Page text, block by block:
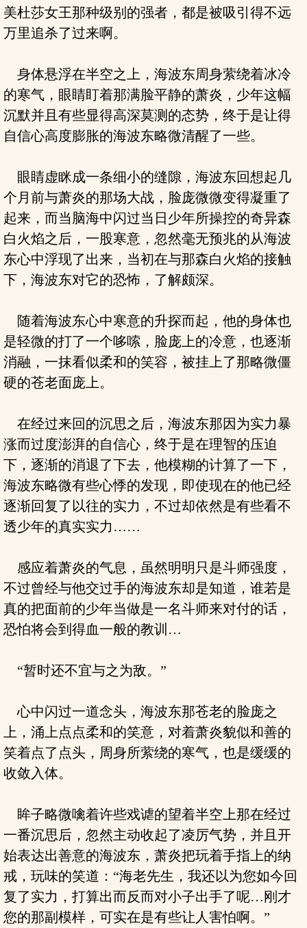
美杜莎女王那种级别的强者，都是被吸引得不远
万里追杀了过来啊。
身体悬浮在半空之上，海波东周身萦绕着冰冷
的寒气，眼睛盯着那满脸平静的萧炎，少年这幅
沉默并且有些显得高深莫测的态势，终于是让得
自信心高度膨胀的海波东略微清醒了一些。
眼睛虚眯成一条细小的缝隙，海波东回想起几
个月前与萧炎的那场大战，脸庞微微变得凝重了
起来，而当脑海中闪过当日少年所操控的奇异森
白火焰之后，一股寒意，忽然毫无预兆的从海波
东心中浮现了出来，当初在与那森白火焰的接触
下，海波东对它的恐怖，了解颇深。
随着海波东心中寒意的升探而起，他的身体也
是轻微的打了一个哆嗦，脸庞上的冷意，也逐渐
消融，一抹看似柔和的笑容，被挂上了那略微僵
硬的苍老面庞上。
在经过来回的沉思之后，海波东那因为实力暴
涨而过度澎湃的自信心，终于是在理智的压迫
下，逐渐的消退了下去，他模糊的计算了一下，
海波东略微有些心悸的发现，即使现在的他已经
逐渐回复了以往的实力，不过却依然是有些看不
透少年的真实实力……
感应着萧炎的气息，虽然明明只是斗师强度，
不过曾经与他交过手的海波东却是知道，谁若是
真的把面前的少年当做是一名斗师来对付的话，
恐怕将会到得血一般的教训…
“暂时还不宜与之为敌。”
心中闪过一道念头，海波东那苍老的脸庞之
上，涌上点点柔和的笑意，对着萧炎貌似和善的
笑着点了点头，周身所萦绕的寒气，也是缓缓的
收敛入体。
眸子略微噙着许些戏谑的望着半空上那在经过
一番沉思后，忽然主动收起了凌厉气势，并且开
始表达出善意的海波东，萧炎把玩着手指上的纳
戒，玩味的笑道：“海老先生，我还以为您如今回
复了实力，打算出而反而对小子出手了呢…刚才
您的那副模样，可实在是有些让人害怕啊。”